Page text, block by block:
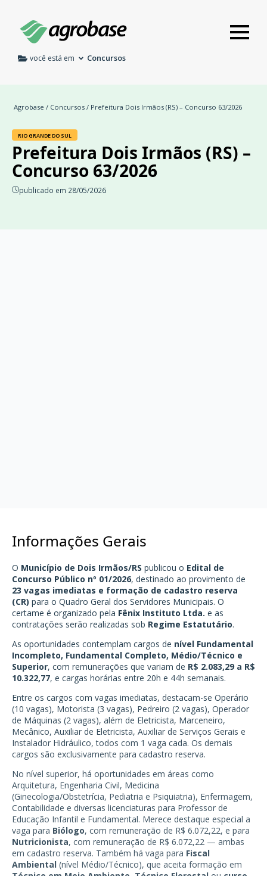
você está em Concursos
Agrobase / Concursos / Prefeitura Dois Irmãos (RS) – Concurso 63/2026
RIO GRANDE DO SUL
Prefeitura Dois Irmãos (RS) –
Concurso 63/2026
publicado em 28/05/2026
Informações Gerais
O Município de Dois Irmãos/RS publicou o Edital de
Concurso Público nº 01/2026, destinado ao provimento de
23 vagas imediatas e formação de cadastro reserva
(CR) para o Quadro Geral dos Servidores Municipais. O
certame é organizado pela Fênix Instituto Ltda. e as
contratações serão realizadas sob Regime Estatutário.
As oportunidades contemplam cargos de nível Fundamental
Incompleto, Fundamental Completo, Médio/Técnico e
Superior, com remunerações que variam de R$ 2.083,29 a R$
10.322,77, e cargas horárias entre 20h e 44h semanais.
Entre os cargos com vagas imediatas, destacam-se Operário
(10 vagas), Motorista (3 vagas), Pedreiro (2 vagas), Operador
de Máquinas (2 vagas), além de Eletricista, Marceneiro,
Mecânico, Auxiliar de Eletricista, Auxiliar de Serviços Gerais e
Instalador Hidráulico, todos com 1 vaga cada. Os demais
cargos são exclusivamente para cadastro reserva.
No nível superior, há oportunidades em áreas como
Arquitetura, Engenharia Civil, Medicina
(Ginecologia/Obstetrícia, Pediatria e Psiquiatria), Enfermagem,
Contabilidade e diversas licenciaturas para Professor de
Educação Infantil e Fundamental. Merece destaque especial a
vaga para Biólogo, com remuneração de R$ 6.072,22, e para
Nutricionista, com remuneração de R$ 6.072,22 — ambas
em cadastro reserva. Também há vaga para Fiscal
Ambiental (nível Médio/Técnico), que aceita formação em